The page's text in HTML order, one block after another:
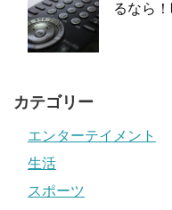
るなら
カテゴリー
エンターテイメント
生活
スポーツ